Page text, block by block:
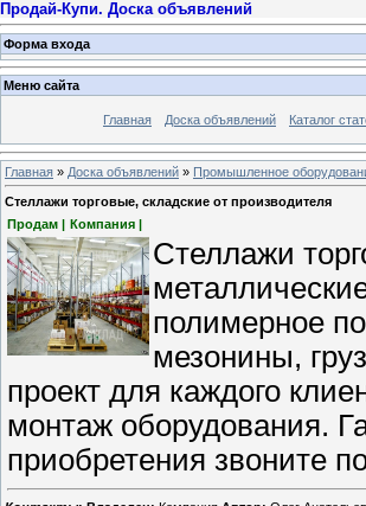
Продай-Купи. Доска объявлений
Форма входа
Меню сайта
Главная Доска объявлений Каталог
Главная » Доска объявлений » Промышленное
Стеллажи торговые, складские от производителя
Продам | Компания |
Стеллажи
полимерное
мезонины,
проект для каждого
монтаж оборудования.
приобретения звоните